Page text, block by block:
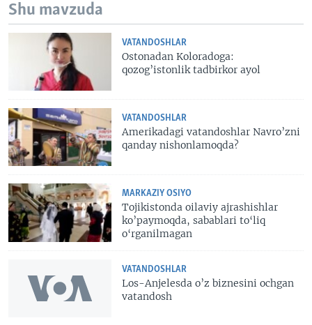
Shu mavzuda
VATANDOSHLAR
Ostonadan Koloradoga:
qozog’istonlik tadbirkor ayol
VATANDOSHLAR
Amerikadagi vatandoshlar Navro’zni
qanday nishonlamoqda?
MARKAZIY OSIYO
Tojikistonda oilaviy ajrashishlar
ko’paymoqda, sabablari to‘liq
o‘rganilmagan
VATANDOSHLAR
Los-Anjelesda o’z biznesini ochgan
vatandosh